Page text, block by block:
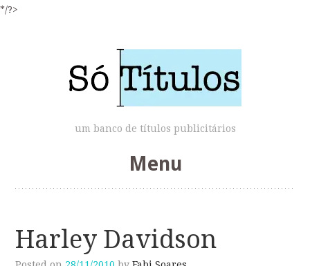
*/?>
um banco de títulos publicitários
Menu
content
Harley Davidson